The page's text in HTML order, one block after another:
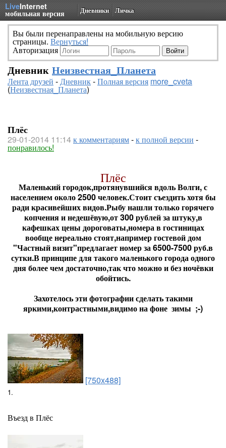
LiveInternet
мобильная версия Дневники Личка
Вы были перенаправлены на мобильную версию
страницы. Вернуться!
Авторизация
Дневник Неизвестная_Планета
Лента друзей -Дневник-Полная версия more_cveta
(Неизвестная_Планета)
Плёс
29-01-2014 11:14к комментариям-к полной версии -
понравилось!
Плёс
Маленький городок,протянувшийся вдоль Волги, с
населением около 2500 человек.Стоит съездить хотя бы
ради красивейших видов.Рыбу нашли только горячего
копчения и недешёвую,от 300 рублей за штуку,в
кафешках цены дороговаты,номера в гостиницах
вообще нереально стоят,например гостевой дом
"Частный визит"предлагает номер за 6500-7500 руб.в
сутки.В принципе для такого маленького города одного
дня более чем достаточно,так что можно и без ночёвки
обойтись.
Захотелось эти фотографии сделать такими
яркими,контрастными,видимо на фоне зимы ;-)
[750x488]
1.
Въезд в Плёс